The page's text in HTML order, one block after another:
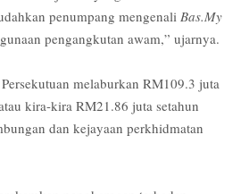
penumpang mengenali Bas.My
pengangkutan awam,” ujarnya.
melaburkan RM109.3 juta
kira-kira RM21.86 juta setahun
dan kejayaan perkhidmatan